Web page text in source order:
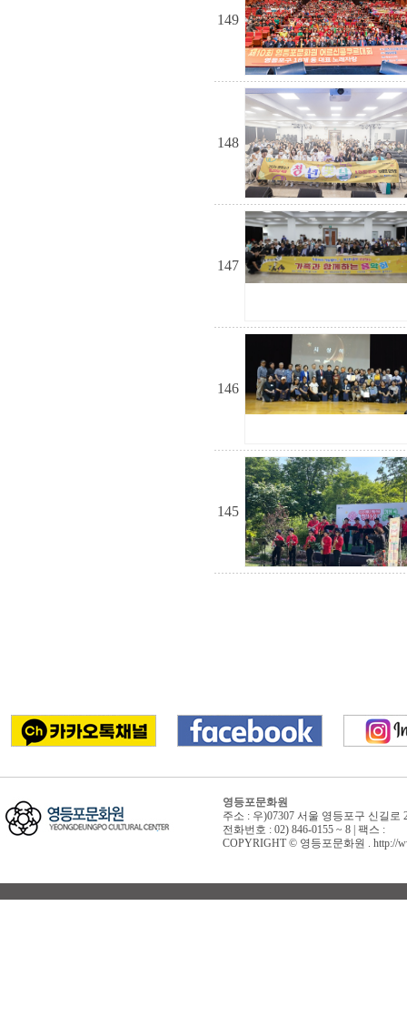
149
148
147
146
145
영등포문화원
주소 : 우)07307 서울 영등포구 신길
전화번호 : 02) 846-0155 ~ 8 | 팩스 :
COPYRIGHT © 영등포문화원 . http://